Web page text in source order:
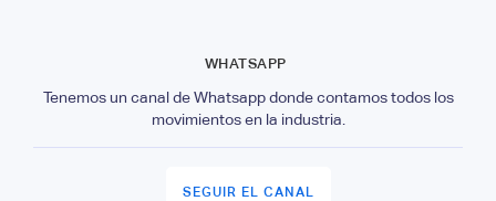
WHATSAPP
Tenemos un canal de Whatsapp donde contamos todos los
movimientos en la industria.
SEGUIR EL CANAL